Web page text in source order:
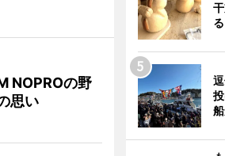
NOPROの野
思い